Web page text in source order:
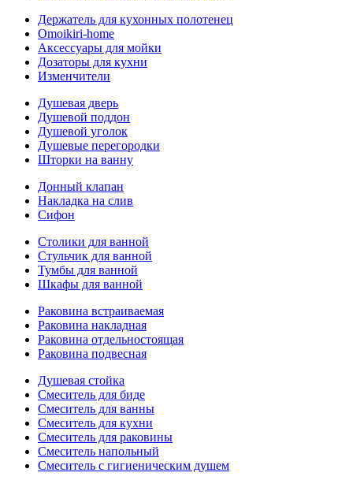
Держатель для кухонных полотенец
Omoikiri-home
Аксессуары для мойки
Дозаторы для кухни
Изменчители
Душевая дверь
Душевой поддон
Душевой уголок
Душевые перегородки
Шторки на ванну
Донный клапан
Накладка на слив
Сифон
Столики для ванной
Стульчик для ванной
Тумбы для ванной
Шкафы для ванной
Раковина встраиваемая
Раковина накладная
Раковина отдельностоящая
Раковина подвесная
Душевая стойка
Смеситель для биде
Смеситель для ванны
Смеситель для кухни
Смеситель для раковины
Смеситель напольный
Смеситель с гигиеническим душем